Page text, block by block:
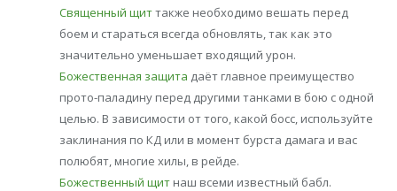
Священный щиттакже необходимо вешать перед
боем и стараться всегда обновлять, так как это
значительно уменьшает входящий урон.
Божественная защита даёт главное преимущество
прото-паладину перед другими танками в бою с одной
целью. В зависимости от того, какой босс, используйте
заклинания по КД или в момент бурста дамага и вас
полюбят, многие хилы, в рейде.
Божественный щит наш всеми известный бабл.